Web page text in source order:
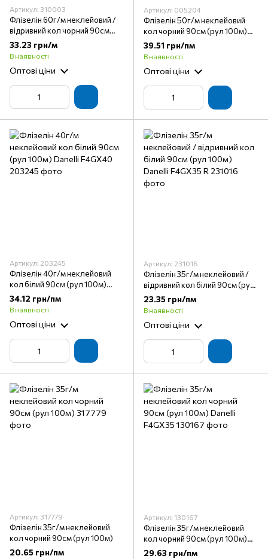
Артикул: 310003
Флізелін 60г/м неклейовий /
відривний кол чорний 90см
(рул 100м) Danelli F4GX60 R
33.23 грн/м
В наявності
Оптові ціни
Артикул: 005204
Флізелін 50г/м неклейовий
кол чорний 90см (рул 100м)
Danelli F4GX50
39.51 грн/пм
В наявності
Оптові ціни
Артикул: 203245
Флізелін 40г/м неклейовий
кол білий 90см (рул 100м)
Danelli F4GX40
34.12 грн/пм
В наявності
Оптові ціни
Артикул: 231016
Флізелін 35г/м неклейовий /
відривний кол білий 90см (рул
100м) Danelli F4GX35 R
23.35 грн/пм
В наявності
Оптові ціни
Артикул: 317779
Флізелін 35г/м неклейовий
кол чорний 90см (рул 100м)
20.65 грн/пм
Артикул: 130167
Флізелін 35г/м неклейовий
кол чорний 90см (рул 100м)
Danelli F4GX35
29.63 грн/пм